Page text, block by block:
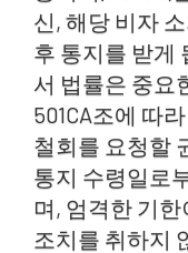
신, 해당 비자
후 통지를 받게
서 법률은 중요
501CA조에 따
철회를 요청할
통지 수령일로
며, 엄격한 기
조치를 취하지